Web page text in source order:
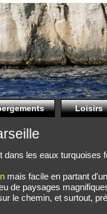
dans les eaux turquoises
mais facile en partant
de paysages
le chemin, et surtout,
Loisirs